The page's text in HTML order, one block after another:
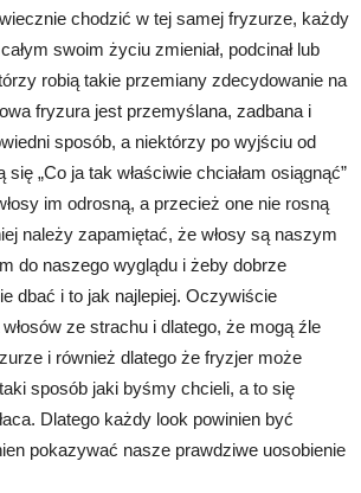
chodzić w tej samej fryzurze, każdy
swoim życiu zmieniał, podcinał lub
robią takie przemiany zdecydowanie na
fryzura jest przemyślana, zadbana i
sposób, a niektórzy po wyjściu od
„Co ja tak właściwie chciałam osiągnąć”
im odrosną, a przecież one nie rosną
należy zapamiętać, że włosy są naszym
do naszego wyglądu i żeby dobrze
dbać i to jak najlepiej. Oczywiście
ze strachu i dlatego, że mogą źle
i również dlatego że fryzjer może
sposób jaki byśmy chcieli, a to się
Dlatego każdy look powinien być
pokazywać nasze prawdziwe uosobienie